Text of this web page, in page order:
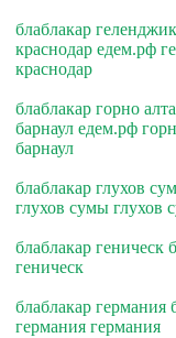
блаблакар
краснодар едем.рф
краснодар
блаблакар горно
барнаул едем.рф
барнаул
блаблакар глухов
глухов сумы глухов
блаблакар геническ
геническ
блаблакар германия
германия германия